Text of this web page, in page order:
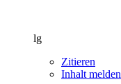
lg
Zitieren
Inhalt melden